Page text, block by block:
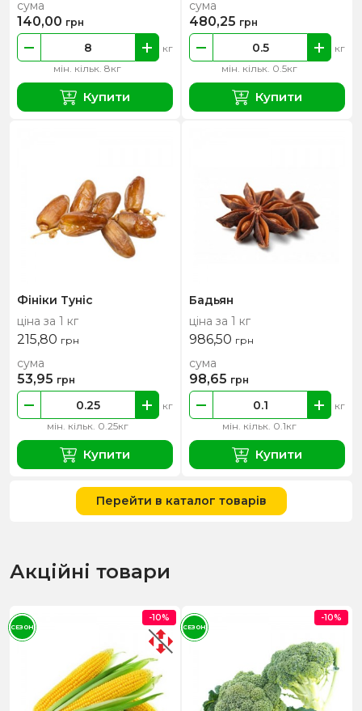
мін. кільк. 8кг
кг
сума
140,00 грн
Купити
мін. кільк. 0.5кг
кг
сума
480,25 грн
Купити
Фініки Туніс
ціна за 1 кг
215,80 грн
мін. кільк. 0.25кг
кг
сума
53,95 грн
Купити
Бадьян
ціна за 1 кг
986,50 грн
мін. кільк. 0.1кг
кг
сума
98,65 грн
Купити
Перейти в каталог товарів
Акційні товари
-10%
СЕЗОН
-10%
СЕЗОН